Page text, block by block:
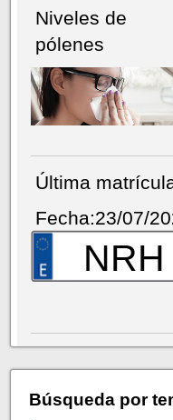
Niveles de
pólenes
Última
Fecha:23/07/
NRH
Búsqueda por